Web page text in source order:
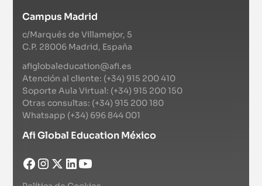
Campus Madrid
c/Marqués de Villamejor, 5
C.P. 28006 Madrid, España
afiglobaleducation@afi.es
Atención al cliente: (+34) 915 200 410
Soporte Aula Virtual: (+34) 915 200 150
Otras consultas: (+34) 915 200 180
Whatsapp (+34) 696 844 001
Afi Global Education México